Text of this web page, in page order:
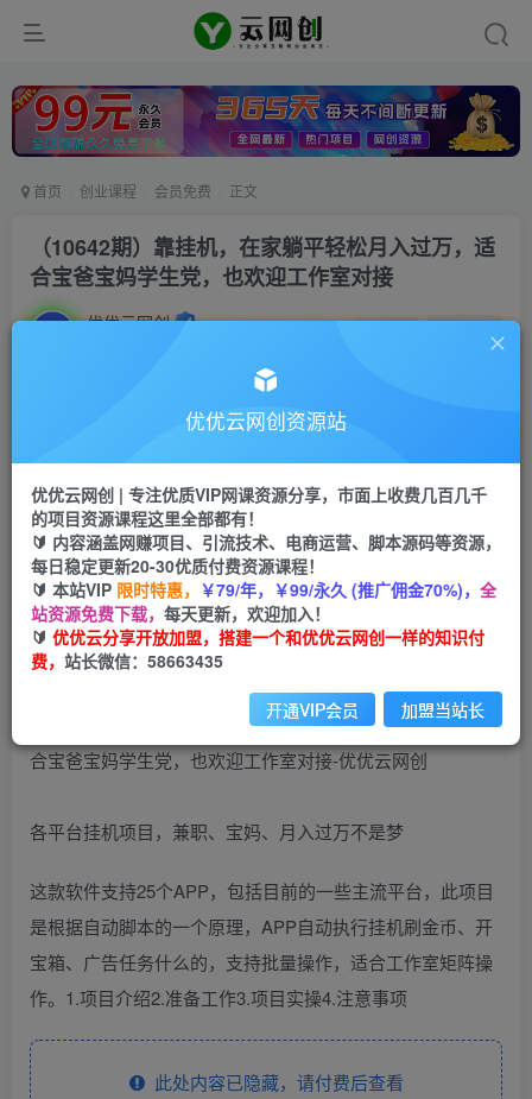
首页 创业课程 会员免费 正文
（10642期）靠挂机，在家躺平轻松月入过万，适
合宝爸宝妈学生党，也欢迎工作室对接
优优云网创 私信
会员专属资源
会员免费
您暂无购买权限，请先开通会员
开通会员
各平台挂机项目，兼职、宝妈、月入过万不是梦
这款软件支持25个APP，包括目前的一些主流平台，此项目
是根据自动脚本的一个原理，APP自动执行挂机刷金币、开
宝箱、广告任务什么的，支持批量操作，适合工作室矩阵操
作。1.项目介绍2.准备工作3.项目实操4.注意事项
此处内容已隐藏，请付费后查看
优优云网创资源站
优优云网创 | 专注优质VIP网课资源分享，市面上收费几百几千
的项目资源课程这里全部都有！
🔰 内容涵盖网赚项目、引流技术、电商运营、脚本源码等资源，
每日稳定更新20-30优质付费资源课程！
🔰 本站VIP 限时特惠， ￥79/年，￥99/永久 (推广佣金70%)， 全
站资源免费下载， 每天更新，欢迎加入！
🔰 优优云分享开放加盟，搭建一个和优优云网创一样的知识付
费， 站长微信：58663435
开通VIP会员 加盟当站长